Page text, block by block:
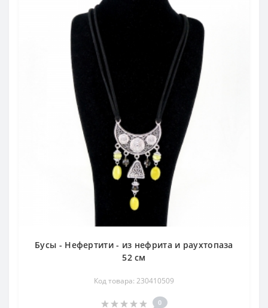
Бусы - Нефертити - из нефрита и раухтопаза
52 см
Код товара: 230410509
0